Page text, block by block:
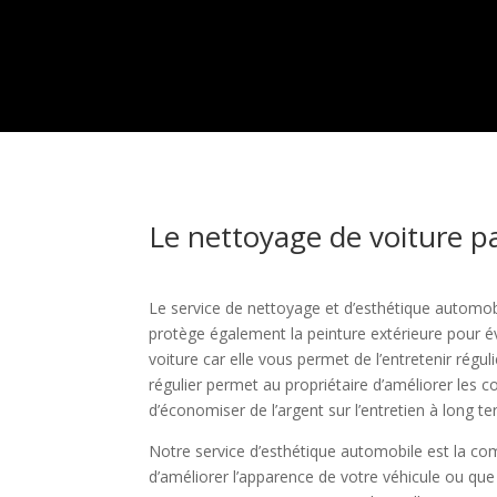
Le nettoyage de voiture
Le service de nettoyage et d’esthétique
protège également la peinture extérieure pour
voiture car elle vous permet de l’entretenir
régulier permet au propriétaire d’améliorer les
d’économiser de l’argent sur l’entretien à long
Notre service d’esthétique automobile est la
d’améliorer l’apparence de votre véhicule ou